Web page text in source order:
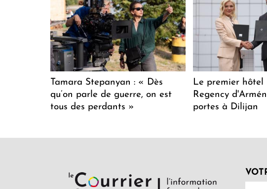
Tamara Stepanyan : « Dès
qu’on parle de guerre, on est
tous des perdants »
Le premier
Regency
portes à Dilijan